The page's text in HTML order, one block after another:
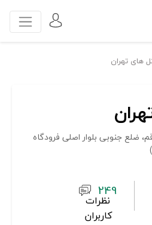
های تهران
تهران، قم، ضلع جنوبی بلوار اصلی فرودگاه
249
نظرات
کاربران